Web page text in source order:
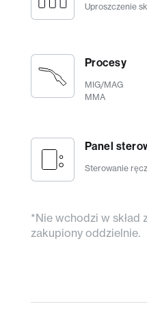
Uproszczenie
Procesy
MIG/MAG
MMA
Panel
Sterowanie
*Nie wchodzi w skład
zakupiony oddzielnie.